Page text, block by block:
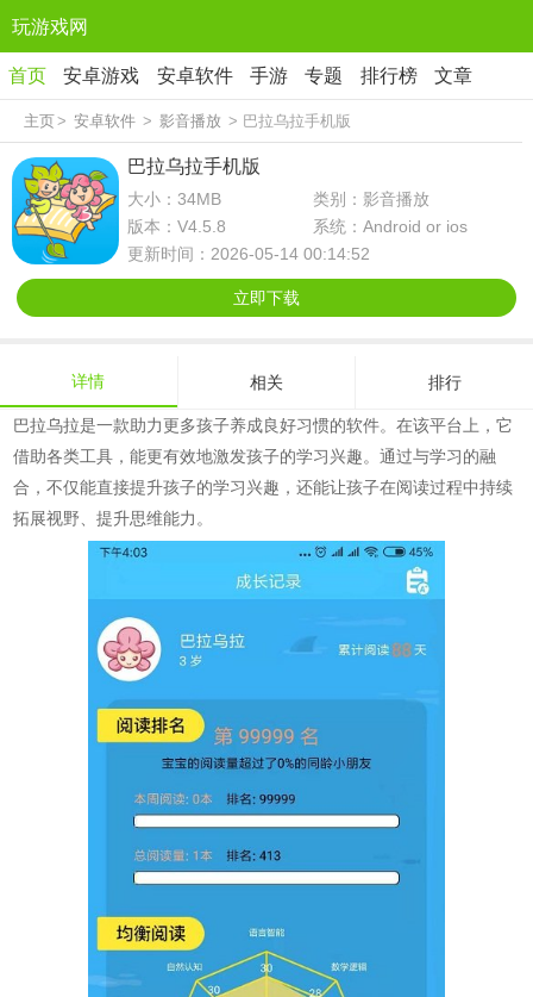
玩游戏网
首页 安卓游戏 安卓软件 手游 专题 排行榜 文章
主页> 安卓软件 > 影音播放 > 巴拉乌拉手机版
巴拉乌拉手机版
大小：34MB
类别：影音播放
版本：V4.5.8
系统：Android or ios
更新时间：2026-05-14 00:14:52
立即下载
详情 相关 排行
巴拉乌拉是一款助力更多孩子养成良好习惯的软件。在该平台上，它
借助各类工具，能更有效地激发孩子的学习兴趣。通过与学习的融
合，不仅能直接提升孩子的学习兴趣，还能让孩子在阅读过程中持续
拓展视野、提升思维能力。